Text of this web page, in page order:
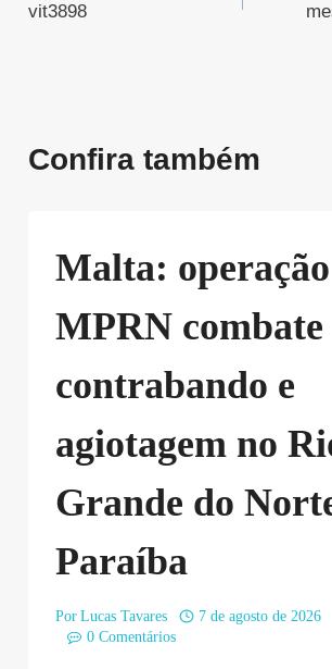
de
vit3898
Confira também
Malta:
MPRN combate
contrabando e
agiotagem no
Grande do
Paraíba
Por Lucas Tavares
7 de agosto de 2026
0 Comentários